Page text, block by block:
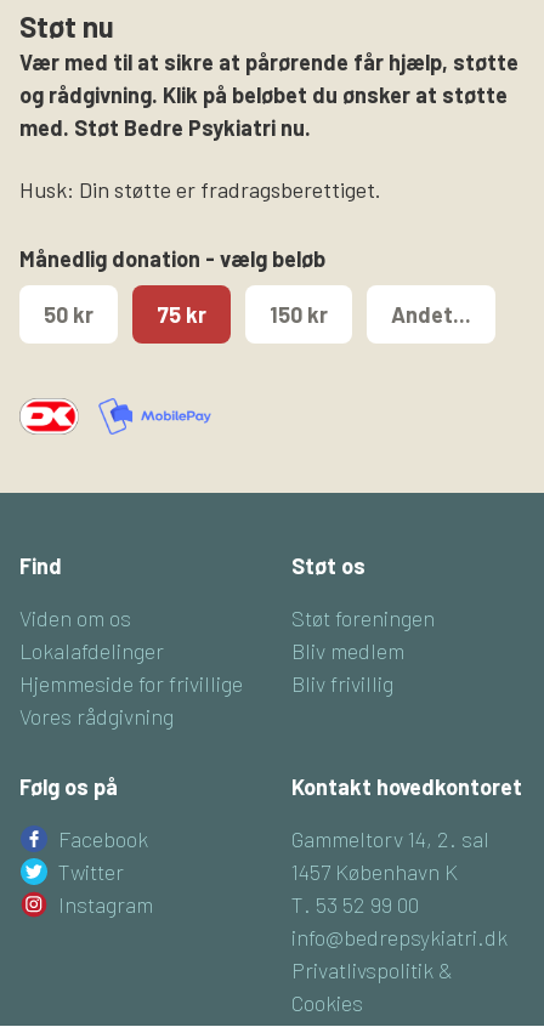
Støt nu
Vær med til at sikre at pårørende får hjælp, støtte
og rådgivning. Klik på beløbet du ønsker at støtte
med. Støt Bedre Psykiatri nu.
Husk: Din støtte er fradragsberettiget.
Månedlig donation - vælg beløb
50 kr 75 kr 150 kr Andet...
Find
Viden om os
Lokalafdelinger
Hjemmeside for frivillige
Vores rådgivning
Støt os
Støt foreningen
Bliv medlem
Bliv frivillig
Følg os på
Facebook
Twitter
Instagram
Kontakt hovedkontoret
Gammeltorv 14, 2. sal
1457 København K
T. 53 52 99 00
info@bedrepsykiatri.dk
Privatlivspolitik &
Cookies